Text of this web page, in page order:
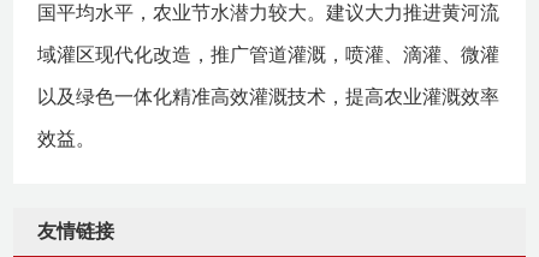
国平均水平，农业节水潜力较大。建议大力推进黄河流
域灌区现代化改造，推广管道灌溉，喷灌、滴灌、微灌
以及绿色一体化精准高效灌溉技术，提高农业灌溉效率
效益。
友情链接